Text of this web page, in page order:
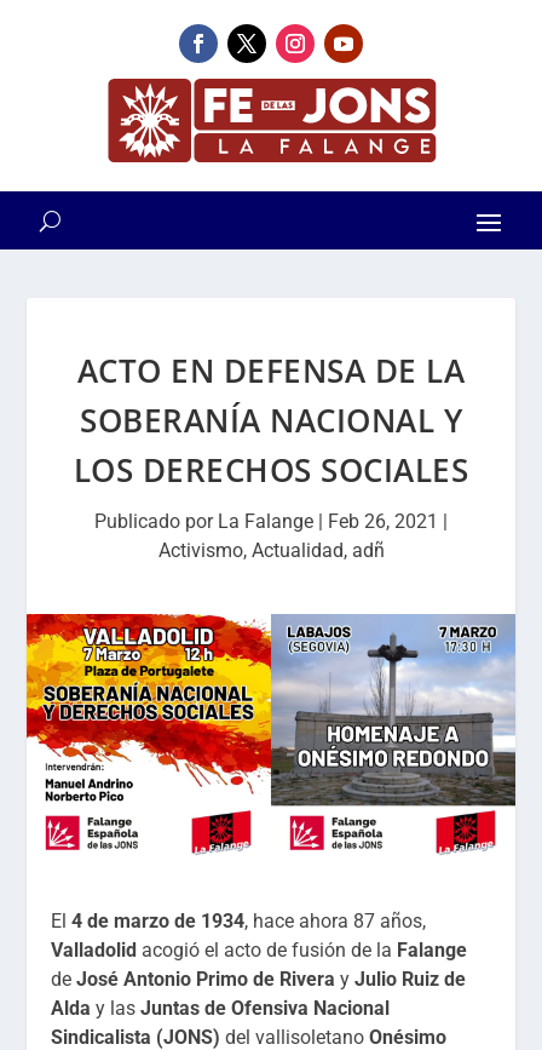
ACTO EN DEFENSA DE LA
SOBERANÍA NACIONAL Y
LOS DERECHOS SOCIALES
Publicado por La Falange | Feb 26, 2021 |
Activismo, Actualidad, adñ
El4 de marzo de 1934, hace ahora 87 años,
Valladolid acogió el acto de fusión de la Falange
deJosé Antonio Primo de Rivera yJulio Ruiz de
Alda y lasJuntas de Ofensiva Nacional
Sindicalista (JONS) del vallisoletanoOnésimo